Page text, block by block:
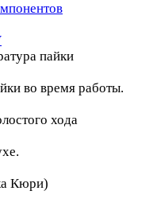
пайки
во время работы.
хода
Кюри)